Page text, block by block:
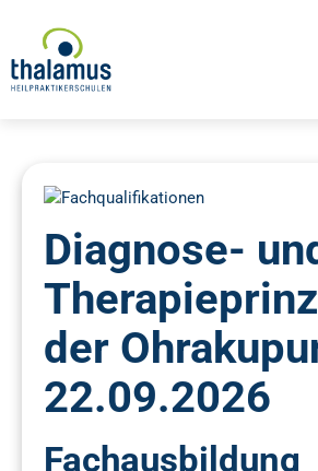
Diagnose-
der
22.09.2026
Fachausbildung